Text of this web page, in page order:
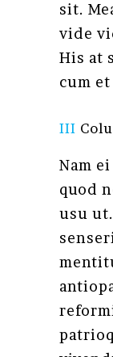
sit.
vide
His at
cum
III
Nam
quod
usu